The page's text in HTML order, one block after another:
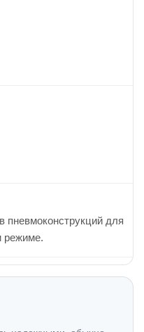
пневмоконструкций для
режиме.